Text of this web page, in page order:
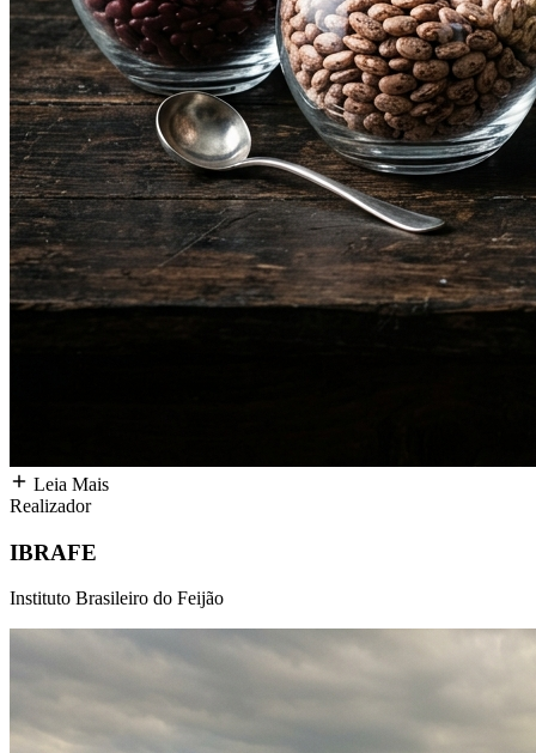
Leia Mais
Realizador
IBRAFE
Instituto Brasileiro do Feijão